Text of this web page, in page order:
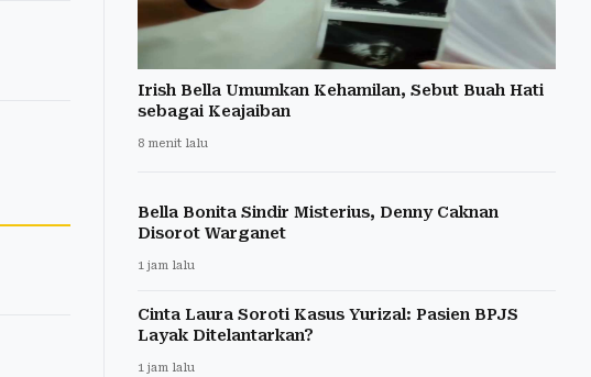
Irish Bella Umumkan Kehamilan, Sebut Buah Hati
sebagai Keajaiban
8 menit lalu
Bella Bonita Sindir Misterius, Denny Caknan
Disorot Warganet
1 jam lalu
Cinta Laura Soroti Kasus Yurizal: Pasien BPJS
Layak Ditelantarkan?
1 jam lalu